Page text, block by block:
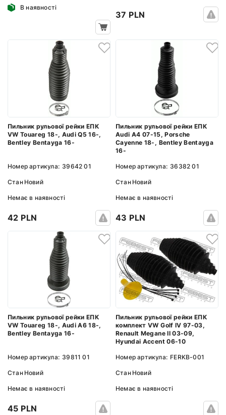
В наявності
37 PLN
Пильник рульової рейки ЕПК
VW Touareg 18-, Audi Q5 16-,
Bentley Bentayga 16-
Номер артикула: 39642 01
Стан Новий
Немає в наявності
42 PLN
Пильник рульової рейки ЕПК
Audi A4 07-15, Porsche
Cayenne 18-, Bentley Bentayga
16-
Номер артикула: 36382 01
Стан Новий
Немає в наявності
43 PLN
Пильник рульової рейки ЕПК
VW Touareg 18-, Audi A6 18-,
Bentley Bentayga 16-
Номер артикула: 39811 01
Стан Новий
Немає в наявності
45 PLN
Пильник рульової рейки ЕПК
комплект VW Golf IV 97-03,
Renault Megane II 03-09,
Hyundai Accent 06-10
Номер артикула: FERKB-001
Стан Новий
Немає в наявності